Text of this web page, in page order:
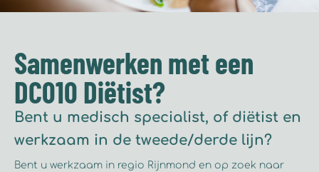
Samenwerken met een
DC010 Diëtist?
Bent u medisch specialist, of diëtist en
werkzaam in de tweede/derde lijn?
Bent u werkzaam in regio Rijnmond en op zoek naar